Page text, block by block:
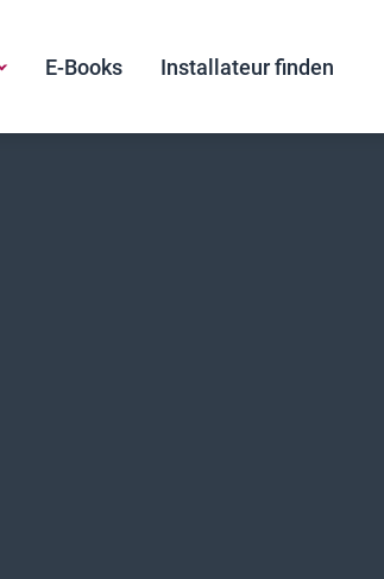
E-Books Installateur finden